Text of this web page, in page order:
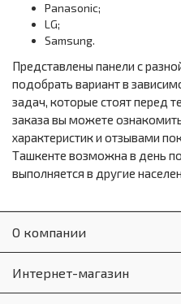
Panasonic;
LG;
Samsung.
Представлены панели с
подобрать вариант в
задач, которые стоят перед
заказа вы можете
характеристик и отзывами
Ташкенте возможна в день
выполняется в другие
О компании
Интернет-магазин